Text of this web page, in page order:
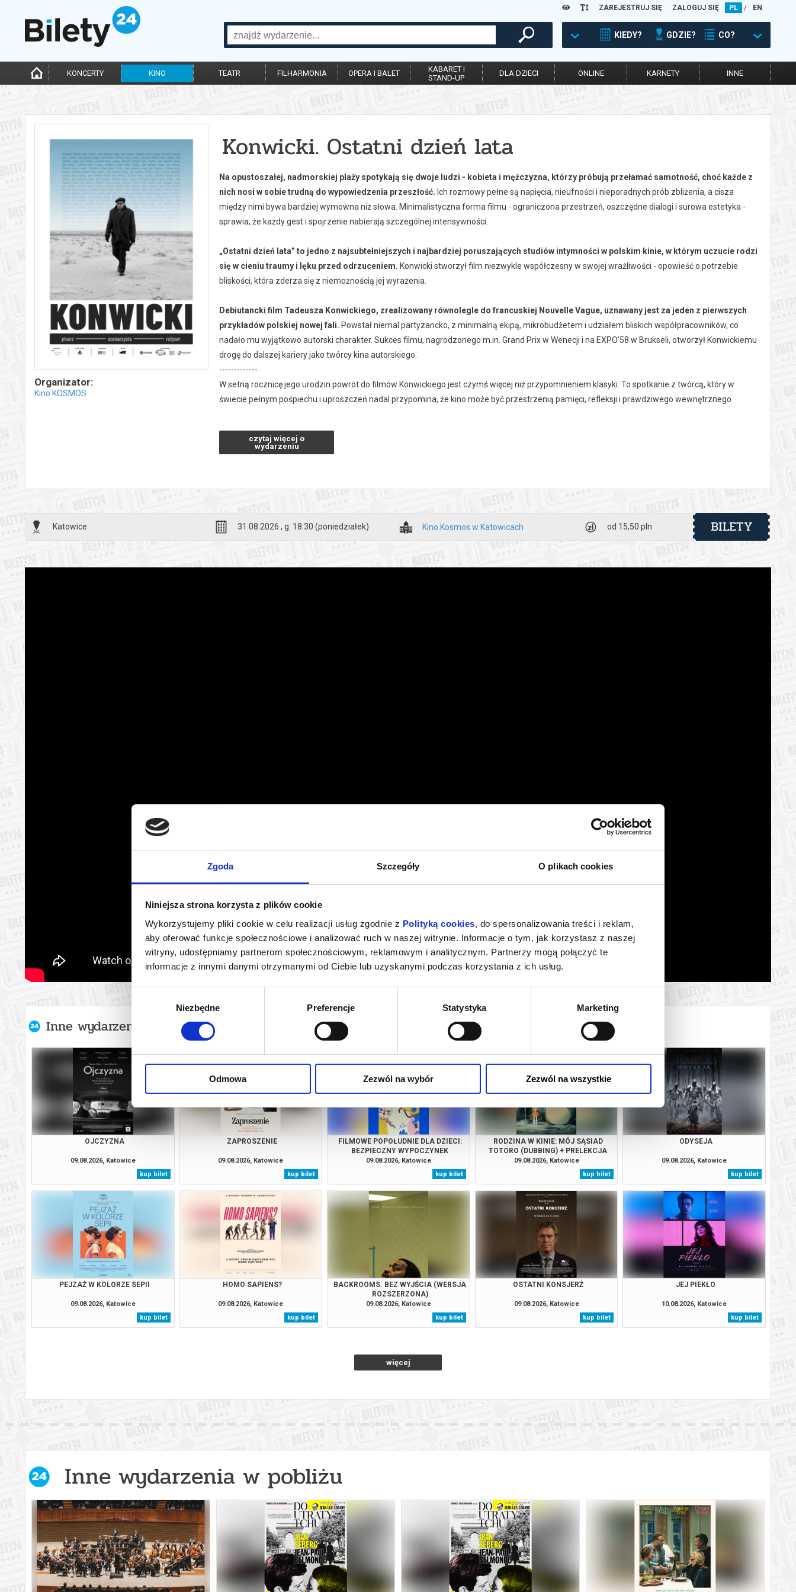
Zgoda Szczegóły O plikach cookies
Niniejsza strona korzysta z plików cookie
Wykorzystujemy pliki cookie w celu realizacji usług zgodnie z Polityką cookies, do spersonalizowania treści i reklam,
aby oferować funkcje społecznościowe i analizować ruch w naszej witrynie. Informacje o tym, jak korzystasz z naszej
witryny, udostępniamy partnerom społecznościowym, reklamowym i analitycznym. Partnerzy mogą połączyć te
informacje z innymi danymi otrzymanymi od Ciebie lub uzyskanymi podczas korzystania z ich usług.
zgody
Niezbędne Preferencje Statystyka Marketing
Odmowa Zezwól na wybór Zezwól na wszystkie
ZAREJESTRUJ SIĘ ZALOGUJ SIĘ PL / EN
KIEDY? GDZIE? CO?
KONCERTY KINO TEATR FILHARMONIA OPERA I BALET
KABARET I
STAND-UP
DLA DZIECI ONLINE KARNETY INNE
Organizator:
Kino KOSMOS
Konwicki. Ostatni dzień lata
Na opustoszałej, nadmorskiej plaży spotykają się dwoje ludzi - kobieta i mężczyzna, którzy próbują przełamać samotność, choć każde z
nich nosi w sobie trudną do wypowiedzenia przeszłość. Ich rozmowy pełne są napięcia, nieufności i nieporadnych prób zbliżenia, a cisza
między nimi bywa bardziej wymowna niż słowa. Minimalistyczna forma filmu - ograniczona przestrzeń, oszczędne dialogi i surowa estetyka -
sprawia, że każdy gest i spojrzenie nabierają szczególnej intensywności.
„Ostatni dzień lata” to jedno z najsubtelniejszych i najbardziej poruszających studiów intymności w polskim kinie, w którym uczucie rodzi
się w cieniu traumy i lęku przed odrzuceniem. Konwicki stworzył film niezwykle współczesny w swojej wrażliwości - opowieść o potrzebie
bliskości, która zderza się z niemożnością jej wyrażenia.
Debiutancki film Tadeusza Konwickiego, zrealizowany równolegle do francuskiej Nouvelle Vague, uznawany jest za jeden z pierwszych
przykładów polskiej nowej fali. Powstał niemal partyzancko, z minimalną ekipą, mikrobudżetem i udziałem bliskich współpracowników, co
nadało mu wyjątkowo autorski charakter. Sukces filmu, nagrodzonego m.in. Grand Prix w Wenecji i na EXPO’58 w Brukseli, otworzył Konwickiemu
drogę do dalszej kariery jako twórcy kina autorskiego.
-------------
W setną rocznicę jego urodzin powrót do filmów Konwickiego jest czymś więcej niż przypomnieniem klasyki. To spotkanie z twórcą, który w
świecie pełnym pośpiechu i uproszczeń nadal przypomina, że kino może być przestrzenią pamięci, refleksji i prawdziwego wewnętrznego
Kalendarz seansów w ramach przeglądu
22.06 | 20:15
Ostatni dzień lata
28.10 | 18:00
Jak daleko stąd, jak blisko...
czytaj więcej o
wydarzeniu
Katowice 31.08.2026 , g. 18:30 (poniedziałek) Kino Kosmos w Katowicach od 15,50 pln BILETY
Inne wydarzenia organizatora
OJCZYZNA
09.08.2026, Katowice
kup bilet
ZAPROSZENIE
09.08.2026, Katowice
kup bilet
FILMOWE POPOŁUDNIE DLA DZIECI:
BEZPIECZNY WYPOCZYNEK
09.08.2026, Katowice
kup bilet
RODZINA W KINIE: MÓJ SĄSIAD
TOTORO (DUBBING) + PRELEKCJA
09.08.2026, Katowice
kup bilet
ODYSEJA
09.08.2026, Katowice
kup bilet
PEJZAŻ W KOLORZE SEPII
09.08.2026, Katowice
kup bilet
HOMO SAPIENS?
09.08.2026, Katowice
kup bilet
BACKROOMS. BEZ WYJŚCIA (WERSJA
ROZSZERZONA)
09.08.2026, Katowice
kup bilet
OSTATNI KONSJERŻ
09.08.2026, Katowice
kup bilet
JEJ PIEKŁO
10.08.2026, Katowice
kup bilet
więcej
Inne wydarzenia w pobliżu